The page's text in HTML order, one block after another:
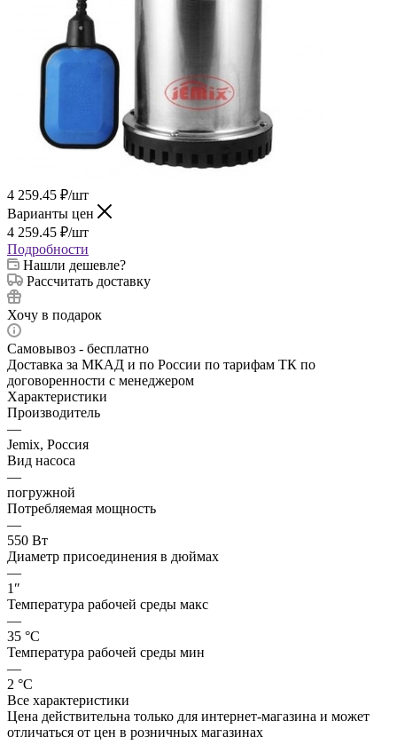
4 259.45 ₽/шт
Варианты цен
4 259.45 ₽/шт
Подробности
Нашли дешевле?
Рассчитать доставку
Хочу в подарок
Самовывоз - бесплатно
Доставка за МКАД и по России по тарифам ТК по
договоренности с менеджером
Характеристики
Производитель
—
Jemix, Россия
Вид насоса
—
погружной
Потребляемая мощность
—
550 Вт
Диаметр присоединения в дюймах
—
1″
Температура рабочей среды макс
—
35 °С
Температура рабочей среды мин
—
2 °С
Все характеристики
Цена действительна только для интернет-магазина и может
отличаться от цен в розничных магазинах